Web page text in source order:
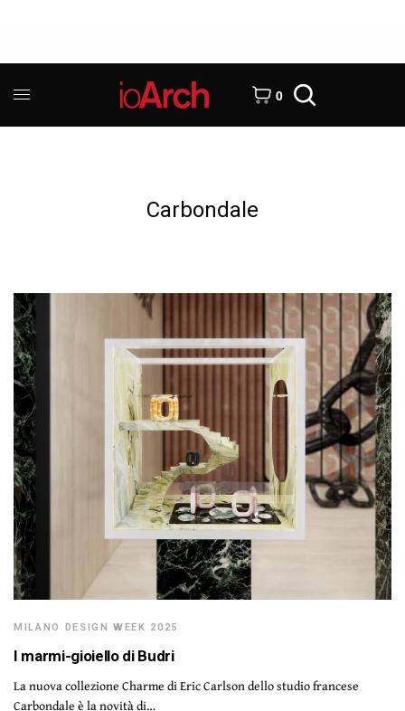
0
Carbondale
MILANO DESIGN WEEK 2025
I marmi-gioiello di Budri
La nuova collezione Charme di Eric Carlson dello studio francese
Carbondale è la novità di…